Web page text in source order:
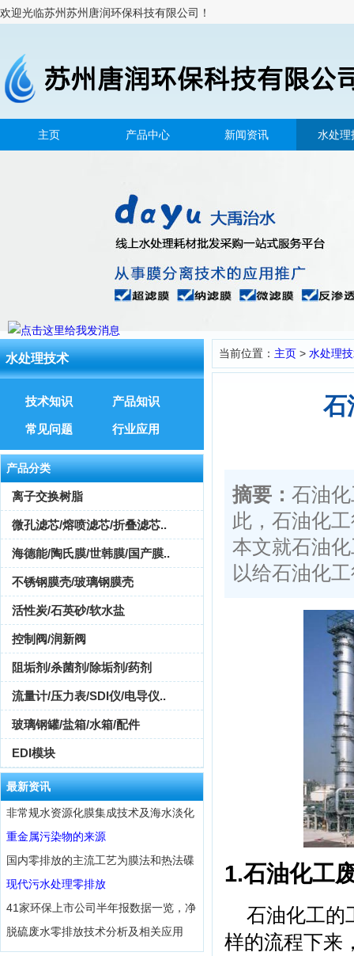
欢迎光临苏州苏州唐润环保科技有限公司！
主页 产品中心 新闻资讯 水处理
当前位置： 主页 > 水处理
石
摘要： 石油
此，石油化
本文就石油
以给石油化
1.石油化工
石油化工的
样的流程下来
水处理技术
技术知识 产品知识
常见问题 行业应用
产品分类
离子交换树脂
微孔滤芯/熔喷滤芯/折叠滤芯..
海德能/陶氏膜/世韩膜/国产膜..
不锈钢膜壳/玻璃钢膜壳
活性炭/石英砂/软水盐
控制阀/润新阀
阻垢剂/杀菌剂/除垢剂/药剂
流量计/压力表/SDI仪/电导仪..
玻璃钢罐/盐箱/水箱/配件
EDI模块
最新资讯
非常规水资源化膜集成技术及海水淡化
重金属污染物的来源
国内零排放的主流工艺为膜法和热法碟
现代污水处理零排放
41家环保上市公司半年报数据一览，净
脱硫废水零排放技术分析及相关应用